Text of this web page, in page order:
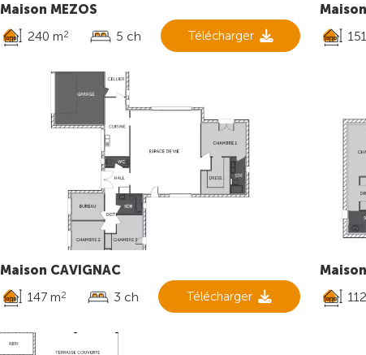
Maison MEZOS
240 m2 5 ch Télécharger
Maison CAVIGNAC
147 m2 3 ch Télécharger